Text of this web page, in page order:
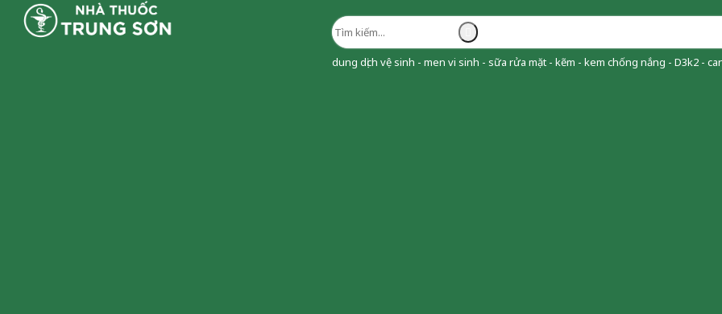
dung dịch vệ sinh - men vi sinh - sữa rửa mặt - kẽm - kem chống nắng - D3k2 -